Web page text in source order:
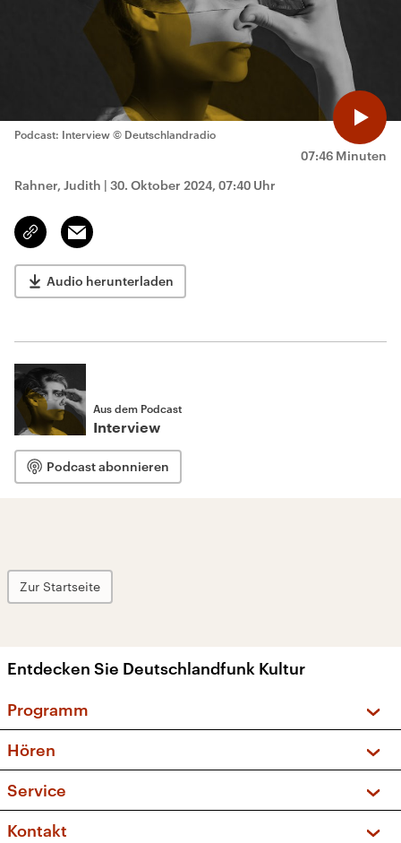
07:46 Minuten
Podcast: Interview © Deutschlandradio
Rahner, Judith | 30. Oktober 2024, 07:40 Uhr
Link
kopieren/teilen
Email
Audio herunterladen
Aus dem Podcast
Interview
Podcast abonnieren
Zur Startseite
Entdecken Sie Deutschlandfunk Kultur
Programm
Sendungen und Podcasts
Musikliste
Kakadu – Das Kinderprogramm
Hören
Frequenzen (UKW + DAB+)
Service
FAQ
Kontakt